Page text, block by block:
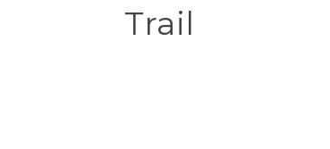
Trail